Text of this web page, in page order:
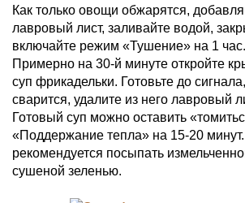
Как только овощи обжарятся,
лавровый лист, заливайте водой,
включайте режим «Тушение» на 1 час.
Примерно на 30-й минуте откройте
суп фрикадельки. Готовьте до
сварится, удалите из него лавровый
Готовый суп можно оставить
«Поддержание тепла» на 15-20
рекомендуется посыпать
сушеной зеленью.